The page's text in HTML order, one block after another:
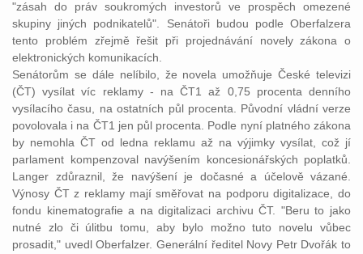
"zásah do práv soukromých investorů ve prospěch omezené
skupiny jiných podnikatelů". Senátoři budou podle Oberfalzera
tento problém zřejmě řešit při projednávání novely zákona o
elektronických komunikacích.
Senátorům se dále nelíbilo, že novela umožňuje České televizi
(ČT) vysílat víc reklamy - na ČT1 až 0,75 procenta denního
vysílacího času, na ostatních půl procenta. Původní vládní verze
povolovala i na ČT1 jen půl procenta. Podle nyní platného zákona
by nemohla ČT od ledna reklamu až na výjimky vysílat, což jí
parlament kompenzoval navýšením koncesionářských poplatků.
Langer zdůraznil, že navýšení je dočasné a účelově vázané.
Výnosy ČT z reklamy mají směřovat na podporu digitalizace, do
fondu kinematografie a na digitalizaci archivu ČT. "Beru to jako
nutné zlo či úlitbu tomu, aby bylo možno tuto novelu vůbec
prosadit," uvedl Oberfalzer. Generální ředitel Novy Petr Dvořák to